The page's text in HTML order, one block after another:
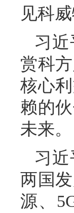
见科
习
赏科
核心
赖的
未来。
习
两国
源、